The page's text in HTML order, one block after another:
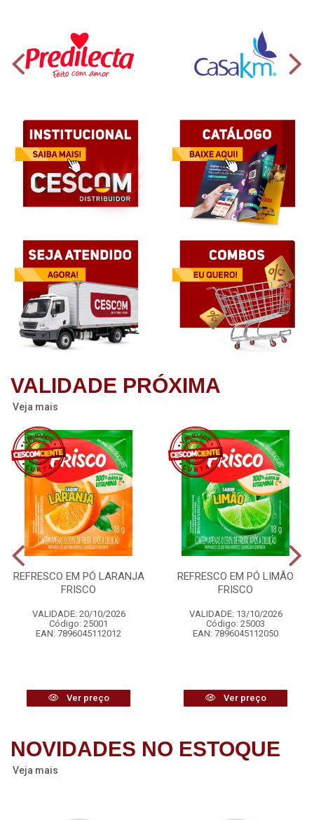
VALIDADE PRÓXIMA
Veja mais
REFRESCO EM PÓ LARANJA
FRISCO
VALIDADE: 20/10/2026
Código: 25001
EAN: 7896045112012
Ver preço
REFRESCO EM PÓ LIMÃO
FRISCO
VALIDADE: 13/10/2026
Código: 25003
EAN: 7896045112050
Ver preço
NOVIDADES NO ESTOQUE
Veja mais